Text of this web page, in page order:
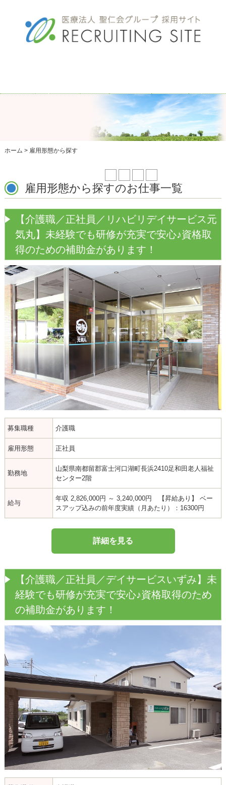
ト
RECRUIT
ー・
資料
請求
ENTRY
セス
ACCESS
ホーム > 雇用形態から探す
雇用形態から探すのお仕事一覧
【介護職／正社員／リハビリデイサービス元
気丸】未経験でも研修が充実で安心♪資格取
得のための補助金があります！
募集職種 介護職
雇用形態 正社員
勤務地
山梨県南都留郡富士河口湖町長浜2410足和田老人福祉
センター2階
給与
年収 2,826,000円 ～ 3,240,000円 【昇給あり】 ベー
スアップ込みの前年度実績（月あたり）：16300円
詳細を見る
【介護職／正社員／デイサービスいずみ】未
経験でも研修が充実で安心♪資格取得のため
の補助金があります！